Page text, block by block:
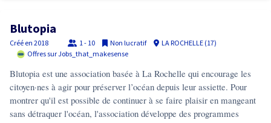
Blutopia
Créé en 2018 1 - 10 Non lucratif
LA ROCHELLE (17)
Offres sur Jobs_that_makesense
Blutopia est une association basée à La Rochelle qui encourage les
citoyen·nes à agir pour préserver l’océan depuis leur assiette. Pour
montrer qu'il est possible de continuer à se faire plaisir en mangeant
sans détraquer l'océan, l'association développe des programmes